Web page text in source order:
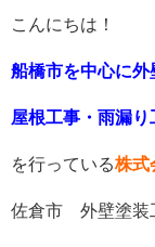
こんにちは！
船橋市を中心に外
屋根工事・雨漏り
を行っている株式
佐倉市 外壁塗装